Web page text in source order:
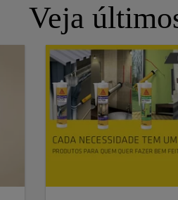
Veja